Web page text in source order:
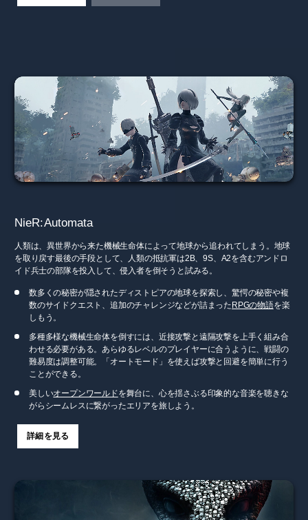
NieR:Automata
人類は、異世界から来た機械生命体によって地球から追われてしまう。地球
を取り戻す最後の手段として、人類の抵抗軍は2B、9S、A2を含むアンドロ
イド兵士の部隊を投入して、侵入者を倒そうと試みる。
数多くの秘密が隠されたディストピアの地球を探索し、驚愕の秘密や複
数のサイドクエスト、追加のチャレンジなどが詰まったRPGの物語を楽
しもう。
多種多様な機械生命体を倒すには、近接攻撃と遠隔攻撃を上手く組み合
わせる必要がある。あらゆるレベルのプレイヤーに合うように、戦闘の
難易度は調整可能。「オートモード」を使えば攻撃と回避を簡単に行う
ことができる。
美しいオープンワールドを舞台に、心を揺さぶる印象的な音楽を聴きな
がらシームレスに繋がったエリアを旅しよう。
詳細を見る